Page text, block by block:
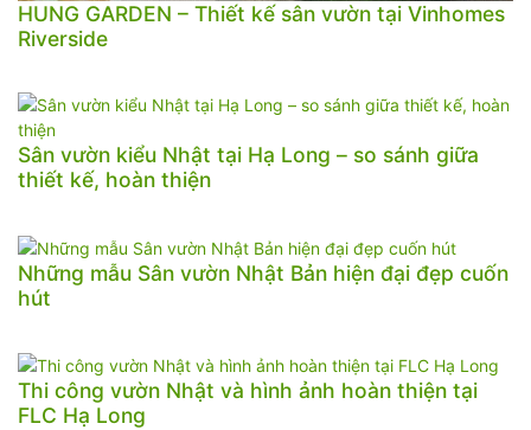
HUNG GARDEN – Thiết kế sân vườn tại Vinhomes
Riverside
Sân vườn kiểu Nhật tại Hạ Long – so sánh giữa
thiết kế, hoàn thiện
Những mẫu Sân vườn Nhật Bản hiện đại đẹp cuốn
hút
Thi công vườn Nhật và hình ảnh hoàn thiện tại
FLC Hạ Long